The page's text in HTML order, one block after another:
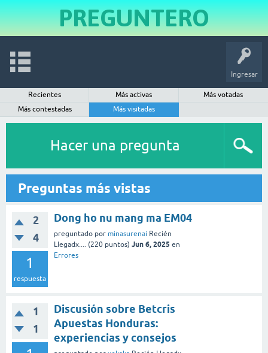
PREGUNTERO
Ingresar
Recientes Más activas
Más votadas
Más contestadas
Más visitadas
Hacer una pregunta
Preguntas más vistas
2
4
1
respuesta
Dong ho nu mang ma EM04
preguntado por minasurenai Recién
Llegadx.... (220 puntos) Jun 6, 2025 en
Errores
1
1
Discusión sobre Betcris
Apuestas Honduras:
experiencias y consejos